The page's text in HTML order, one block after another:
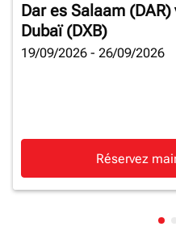
Dar es Salaam (DAR)
Dubaï (DXB)
19/09/2026 - 26/09/2026
Réservez